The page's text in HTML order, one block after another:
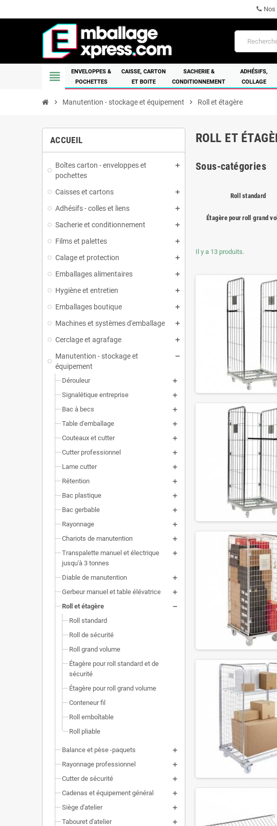
Nos
view_headline
ENVELOPPES &
POCHETTES
CAISSE, CARTON
ET BOITE
SACHERIE &
CONDITIONNEMENT
ADHÉSIFS,
COLLAGE
chevron_right Manutention - stockage et équipement chevron_right Roll et étagère
ACCUEIL
Boîtes carton - enveloppes et
pochettes
Caisses et cartons
Adhésifs - colles et liens
Sacherie et conditionnement
Films et palettes
Calage et protection
Emballages alimentaires
Hygiène et entretien
Emballages boutique
Machines et systèmes d'emballage
Cerclage et agrafage
Manutention - stockage et
équipement
Dérouleur
Signalétique entreprise
Bac à becs
Table d'emballage
Couteaux et cutter
Cutter professionnel
Lame cutter
Rétention
Bac plastique
Bac gerbable
Rayonnage
Chariots de manutention
Transpalette manuel et électrique
jusqu'à 3 tonnes
Diable de manutention
Gerbeur manuel et table élévatrice
Roll et étagère
Roll standard
Roll de sécurité
Roll grand volume
Étagère pour roll standard et de
sécurité
Étagère pour roll grand volume
Conteneur fil
Roll emboîtable
Roll pliable
Balance et pèse -paquets
Rayonnage professionnel
Cutter de sécurité
Cadenas et équipement général
Siège d'atelier
Tabouret d'atelier
ROLL ET
Sous-catégories
Roll standard
Étagère pour roll grand
Il y a 13 produits.